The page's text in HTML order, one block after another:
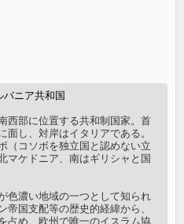
ニア共和国
西部に位置する共和制国家。首
し、対岸はイタリアである。
（コソボを独立国と認めない立
マケドニア、南はギリシャと国
色濃い地域の一つとして知られ
国支配等の歴史的経緯から、
占め、欧州で唯一のイスラム協